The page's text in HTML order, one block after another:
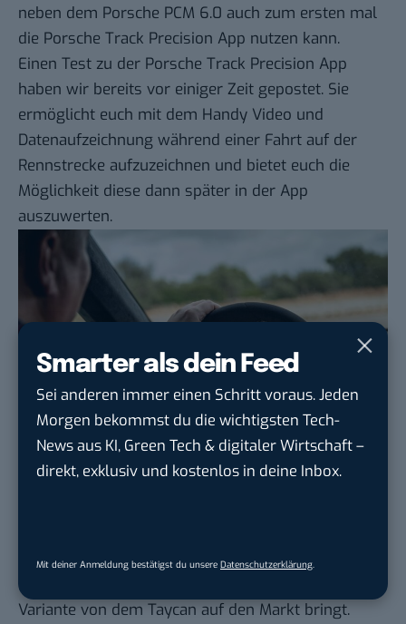
Smarter als dein Feed
Sei anderen immer einen Schritt voraus. Jeden
Morgen bekommst du die wichtigsten Tech-
News aus KI, Green Tech & digitaler Wirtschaft –
direkt, exklusiv und kostenlos in deine Inbox.
Mit deiner Anmeldung bestätigst du unsere Datenschutzerklärung.
neben dem Porsche PCM 6.0 auch zum ersten mal
die Porsche Track Precision App nutzen kann.
Einen Test zu der Porsche Track Precision App
haben wir bereits vor einiger Zeit gepostet. Sie
ermöglicht euch mit dem Handy Video und
Datenaufzeichnung während einer Fahrt auf der
Rennstrecke aufzuzeichnen und bietet euch die
Möglichkeit diese dann später in der App
auszuwerten.
Auf Social Media wurde ich bereits gefragt, warum
Porsche jetzt mit dem Taycan GTS eine weitere
Variante von dem Taycan auf den Markt bringt.